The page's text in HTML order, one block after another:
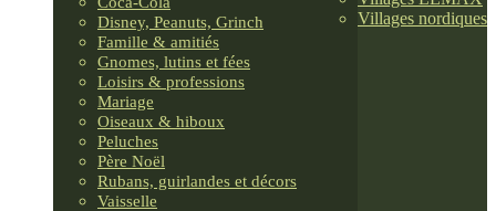
Disney, Peanuts, Grinch
Famille & amitiés
Gnomes, lutins et fées
Loisirs & professions
Mariage
Oiseaux & hiboux
Peluches
Père Noël
Rubans, guirlandes et décors
Vaisselle
Villages nordiques